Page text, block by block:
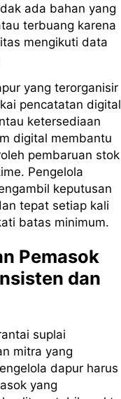
ada bahan yang
terbuang karena
mengikuti data
yang terorganisir
pencatatan digital
ketersediaan
digital membantu
pembaruan stok
Pengelola
keputusan
tepat setiap kali
batas minimum.
Pemasok
dan
suplai
mitra yang
dapur harus
yang